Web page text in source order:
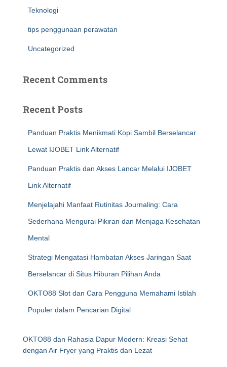
Teknologi
tips penggunaan perawatan
Uncategorized
Recent Comments
Recent Posts
Panduan Praktis Menikmati Kopi Sambil Berselancar
Lewat IJOBET Link Alternatif
Panduan Praktis dan Akses Lancar Melalui IJOBET
Link Alternatif
Menjelajahi Manfaat Rutinitas Journaling: Cara
Sederhana Mengurai Pikiran dan Menjaga Kesehatan
Mental
Strategi Mengatasi Hambatan Akses Jaringan Saat
Berselancar di Situs Hiburan Pilihan Anda
OKTO88 Slot dan Cara Pengguna Memahami Istilah
Populer dalam Pencarian Digital
OKTO88 dan Rahasia Dapur Modern: Kreasi Sehat
dengan Air Fryer yang Praktis dan Lezat